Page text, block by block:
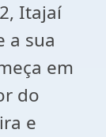
Itajaí
a sua
em
do
e